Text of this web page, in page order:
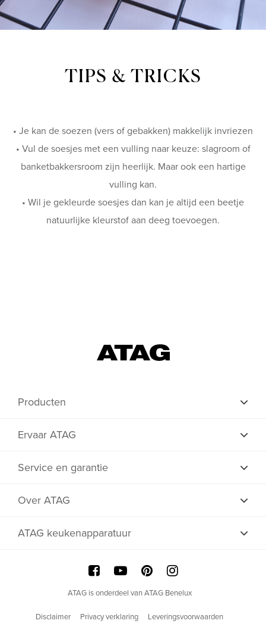
TIPS & TRICKS
• Je kan de soezen (vers of gebakken) makkelijk invriezen
• Vul de soesjes met een vulling naar keuze: slagroom of
banketbakkersroom zijn heerlijk. Maar ook een hartige
vulling kan.
• Wil je gekleurde soesjes dan kan je altijd een beetje
natuurlijke kleurstof aan deeg toevoegen.
Producten
Ervaar ATAG
Service en garantie
Over ATAG
ATAG keukenapparatuur
ATAG is onderdeel van ATAG Benelux
Disclaimer Privacy verklaring Leveringsvoorwaarden